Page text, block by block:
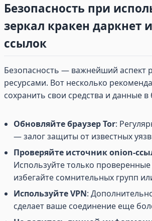
Безопасность при
зеркал кракен даркнет
ссылок
Безопасность — важнейший аспект
ресурсами. Вот несколько
сохранить свои средства и данные в
Обновляйте браузер Tor:
— залог защиты от известных
Проверяйте источник onion-
Используйте только
избегайте сомнительных групп
Используйте VPN:
сделает ваше соединение еще